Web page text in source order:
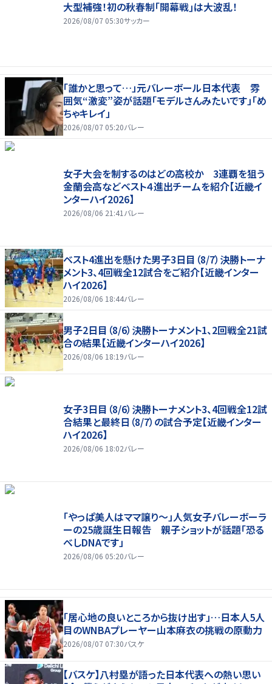
大型補強！初の秋春制｢開幕戦｣は大波乱！
2026/08/07 05:30サッカー
「誰かと思って…」元バレーボール日本代表 雰
囲気“激変”姿が話題「モデルさんみたいです」「め
ちゃキレイ」
2026/08/07 05:20バレー
女子大会を制するのはどの高校か 3連覇を狙う
金蘭会高などベスト４進出チームを紹介【近畿イ
ンターハイ2026】
2026/08/06 21:41 バレー
ベスト4進出を懸けた男子3日目（8/7）決勝トーナ
メント3、4回戦全12試合をご紹介【近畿インター
ハイ2026】
2026/08/06 18:44バレー
男子2日目（8/6）決勝トーナメント1、2回戦全21試
合の結果【近畿インターハイ2026】
2026/08/06 18:19バレー
女子3日目（8/6）決勝トーナメント3、4回戦全12試
合結果と最終日（8/7）の試合予定【近畿インター
ハイ2026】
2026/08/06 18:02バレー
「やっぱ美人はママ譲り～」人気女子バレーボーラ
ーの25歳誕生日報告 親子ショットが話題「恐る
べしDNAです」
2026/08/06 05:20バレー
「居心地の良いところから抜け出す」…日本人5人
目のWNBAプレーヤー山本麻衣の挑戦の原動力
2026/08/07 07:30バスケ
【バスケ】八村塁が語った日本代表への熱い思い